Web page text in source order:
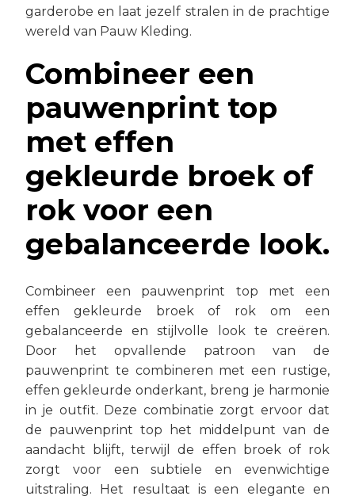
garderobe en laat jezelf stralen in de prachtige
wereld van Pauw Kleding.
Combineer een
pauwenprint top
met effen
gekleurde broek of
rok voor een
gebalanceerde look.
Combineer een pauwenprint top met een
effen gekleurde broek of rok om een
gebalanceerde en stijlvolle look te creëren.
Door het opvallende patroon van de
pauwenprint te combineren met een rustige,
effen gekleurde onderkant, breng je harmonie
in je outfit. Deze combinatie zorgt ervoor dat
de pauwenprint top het middelpunt van de
aandacht blijft, terwijl de effen broek of rok
zorgt voor een subtiele en evenwichtige
uitstraling. Het resultaat is een elegante en